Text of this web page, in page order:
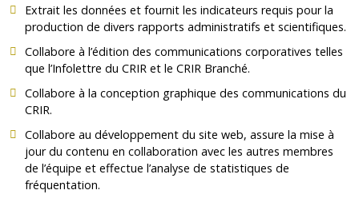
Extrait les données et fournit les indicateurs requis pour la
production de divers rapports administratifs et scientifiques.
Collabore à l’édition des communications corporatives telles
que l’Infolettre du CRIR et le CRIR Branché.
Collabore à la conception graphique des communications du
CRIR.
Collabore au développement du site web, assure la mise à
jour du contenu en collaboration avec les autres membres
de l’équipe et effectue l’analyse de statistiques de
fréquentation.